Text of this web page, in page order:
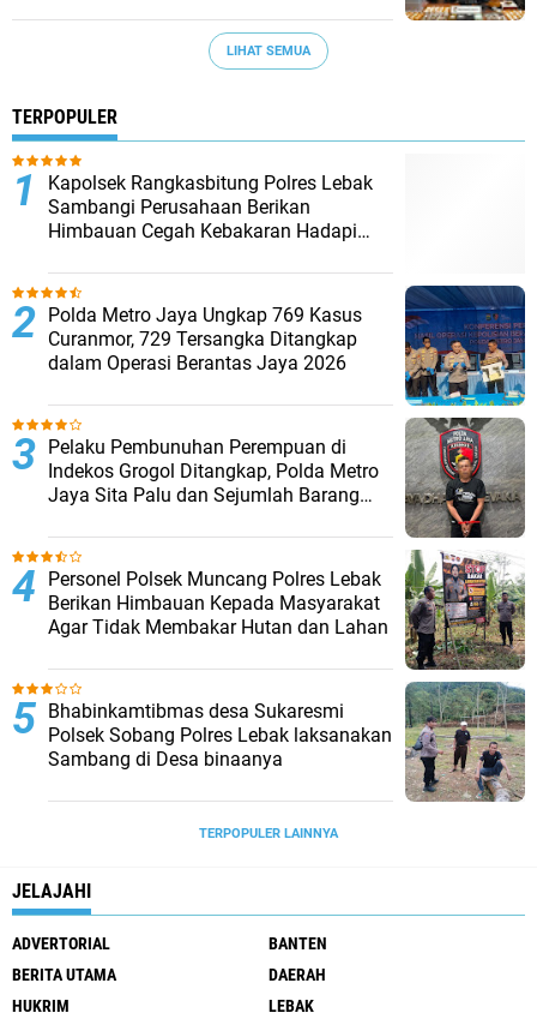
LIHAT SEMUA
TERPOPULER
Kapolsek Rangkasbitung Polres Lebak
Sambangi Perusahaan Berikan
Himbauan Cegah Kebakaran Hadapi
Polda Metro Jaya Ungkap 769 Kasus
Curanmor, 729 Tersangka Ditangkap
dalam Operasi Berantas Jaya 2026‎
Pelaku Pembunuhan Perempuan di
Indekos Grogol Ditangkap, Polda Metro
Jaya Sita Palu dan Sejumlah Barang
Personel Polsek Muncang Polres Lebak
Berikan Himbauan Kepada Masyarakat
Agar Tidak Membakar Hutan dan Lahan
Bhabinkamtibmas desa Sukaresmi
Polsek Sobang Polres Lebak laksanakan
Sambang di Desa binaanya
TERPOPULER LAINNYA
JELAJAHI
ADVERTORIAL
BANTEN
BERITA UTAMA
DAERAH
HUKRIM
LEBAK